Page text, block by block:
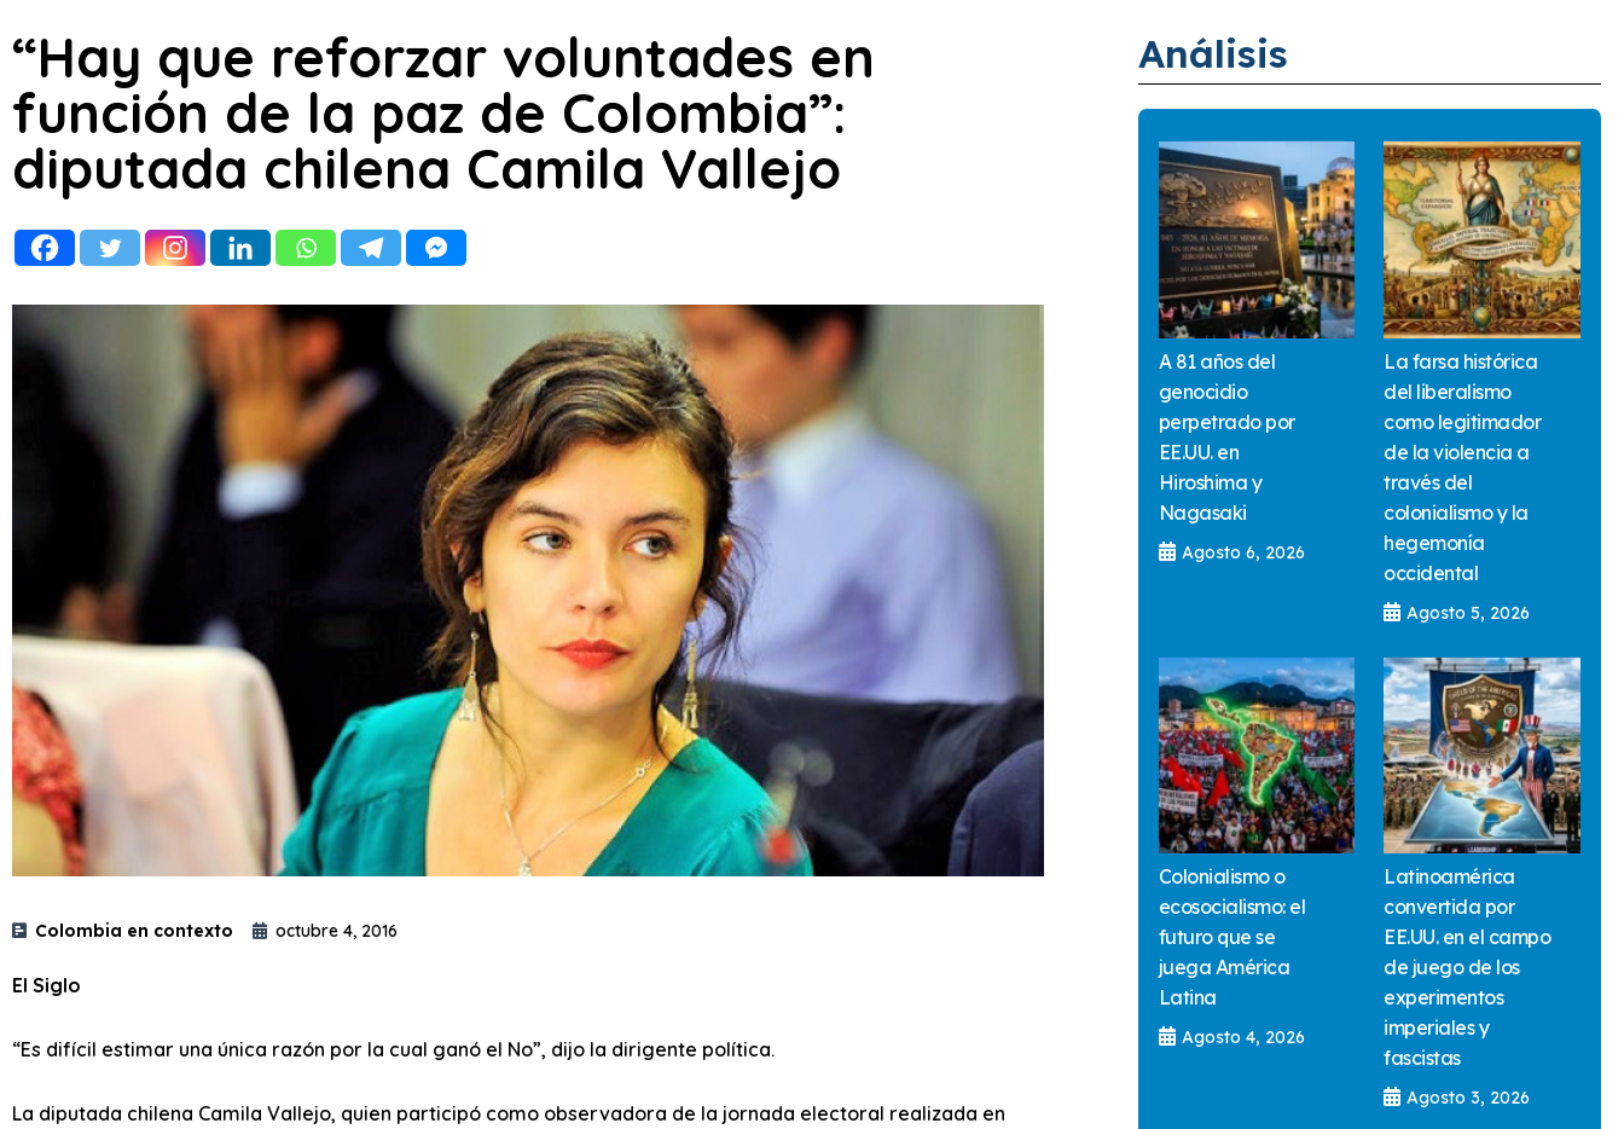
“Hay que reforzar voluntades en
función de la paz de Colombia”:
diputada chilena Camila Vallejo
Colombia en contexto octubre 4, 2016
El Siglo
“Es difícil estimar una única razón por la cual ganó el No”, dijo la dirigente política.
La diputada chilena Camila Vallejo, quien participó como observadora de la jornada electoral realizada en
Análisis
A 81 años del
genocidio
perpetrado por
EE.UU. en
Hiroshima y
Nagasaki
Agosto 6, 2026
La farsa histórica
del liberalismo
como legitimador
de la violencia a
través del
colonialismo y la
hegemonía
occidental
Agosto 5, 2026
Colonialismo o
ecosocialismo: el
futuro que se
juega América
Latina
Agosto 4, 2026
Latinoamérica
convertida por
EE.UU. en el campo
de juego de los
experimentos
imperiales y
fascistas
Agosto 3, 2026